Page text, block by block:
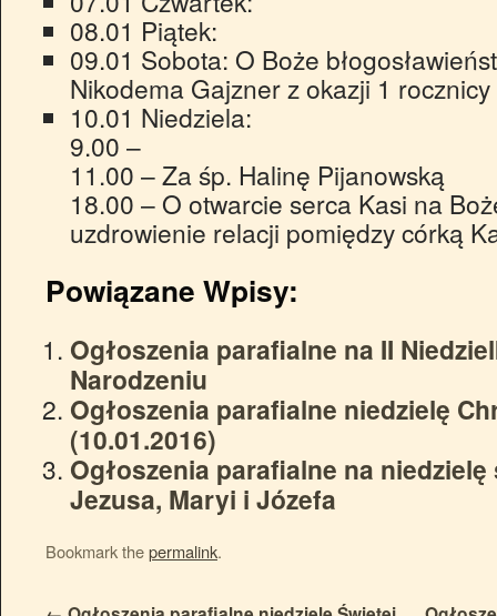
08.01 Piątek:
09.01 Sobota: O Boże
Nikodema Gajzner z okazji 1
10.01 Niedziela:
9.00 –
11.00 – Za śp. Halinę Pijanowską
18.00 – O otwarcie serca Kasi na
uzdrowienie relacji pomiędzy córką
Powiązane Wpisy:
Ogłoszenia parafialne na II
Narodzeniu
Ogłoszenia parafialne niedzielę
(10.01.2016)
Ogłoszenia parafialne na
Jezusa, Maryi i Józefa
Bookmark thepermalink.